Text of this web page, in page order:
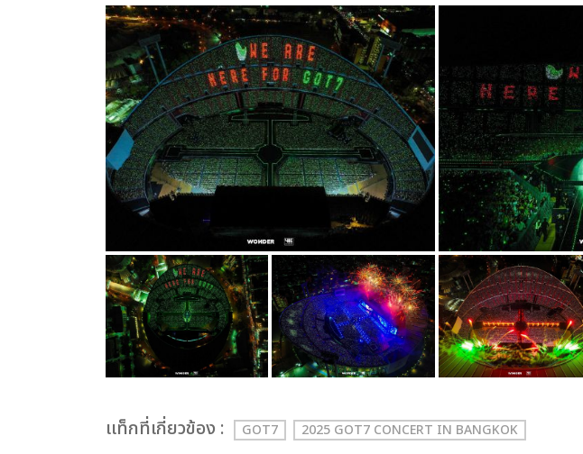
เเท็กที่เกี่ยวข้อง : GOT7 2025 GOT7 CONCERT IN BANGKOK